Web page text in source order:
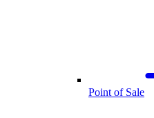
Point of Sale